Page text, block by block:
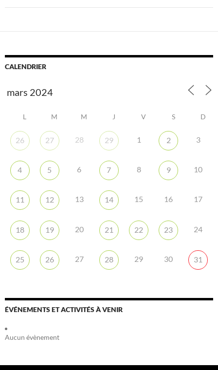
CALENDRIER
L M M J V S D
26 27 28 29 1 2 3
4 5 6 7 8 9 10
11 12 13 14 15 16 17
18 19 20 21 22 23 24
25 26 27 28 29 30 31
ÉVÉNEMENTS ET ACTIVITÉS À VENIR
Aucun évènement